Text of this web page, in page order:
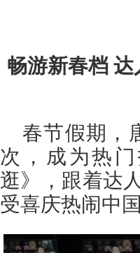
畅游新春档
春节假期，
次，成为热
逛》，跟着达
受喜庆热闹中国